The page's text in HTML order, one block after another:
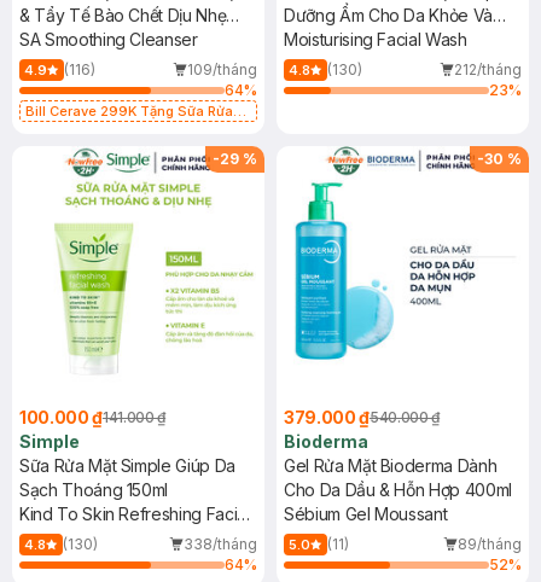
& Tẩy Tế Bào Chết Dịu Nhẹ
236ml
SA Smoothing Cleanser
4.9 (116)
109/tháng
64%
Bill Cerave 299K Tặng Sữa Rửa
Dưỡng Ẩm Cho Da Khỏe Và
Mịn Màng 150ml
Moisturising Facial Wash
4.8 (130)
212/tháng
23%
-29 %
100.000 ₫141.000 ₫
Simple
Sữa Rửa Mặt Simple Giúp Da
Sạch Thoáng 150ml
Kind To Skin Refreshing Facial
Wash Gel
4.8 (130)
338/tháng
64%
-30 %
379.000 ₫540.000 ₫
Bioderma
Gel Rửa Mặt Bioderma Dành
Cho Da Dầu & Hỗn Hợp 400ml
Sébium Gel Moussant
5.0 (11)
89/tháng
52%